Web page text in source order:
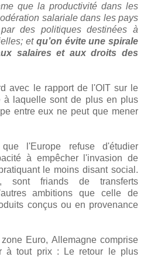
que la productivité dans les
salariale dans les pays
des politiques destinées à
et qu’on évite une spirale
salaires et aux droits des
avec le rapport de l'OIT sur le
à laquelle sont de plus en plus
entre eux ne peut que mener
l'Europe refuse d'étudier
à empêcher l'invasion de
le moins disant social.
sont friands de transferts
ambitions que celle de
conçus ou en provenance
Euro, Allemagne comprise
à tout prix : Le retour le plus